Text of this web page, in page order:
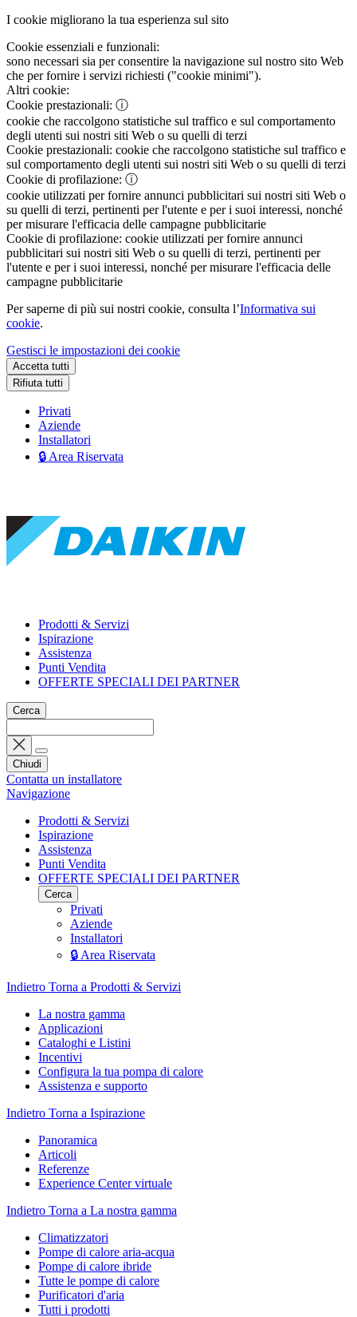
I cookie migliorano la tua esperienza sul sito
Cookie essenziali e funzionali:
sono necessari sia per consentire la navigazione sul nostro sito Web
che per fornire i servizi richiesti ("cookie minimi").
Altri cookie:
Cookie prestazionali: ⓘ
cookie che raccolgono statistiche sul traffico e sul comportamento
degli utenti sui nostri siti Web o su quelli di terzi
Cookie prestazionali: cookie che raccolgono statistiche sul traffico e
sul comportamento degli utenti sui nostri siti Web o su quelli di terzi
Cookie di profilazione: ⓘ
cookie utilizzati per fornire annunci pubblicitari sui nostri siti Web o
su quelli di terzi, pertinenti per l'utente e per i suoi interessi, nonché
per misurare l'efficacia delle campagne pubblicitarie
Cookie di profilazione: cookie utilizzati per fornire annunci
pubblicitari sui nostri siti Web o su quelli di terzi, pertinenti per
l'utente e per i suoi interessi, nonché per misurare l'efficacia delle
campagne pubblicitarie
Per saperne di più sui nostri cookie, consulta l’Informativa sui
cookie.
Gestisci le impostazioni dei cookie
Accetta tutti
Rifiuta tutti
Privati
Aziende
Installatori
🔒 Area Riservata
Prodotti & Servizi
Ispirazione
Assistenza
Punti Vendita
OFFERTE SPECIALI DEI PARTNER
Cerca
Chiudi
Contatta un installatore
Navigazione
Prodotti & Servizi
Ispirazione
Assistenza
Punti Vendita
OFFERTE SPECIALI DEI PARTNER
Cerca
Privati
Aziende
Installatori
🔒 Area Riservata
Indietro Torna a Prodotti & Servizi
La nostra gamma
Applicazioni
Cataloghi e Listini
Incentivi
Configura la tua pompa di calore
Assistenza e supporto
Indietro Torna a Ispirazione
Panoramica
Articoli
Referenze
Experience Center virtuale
Indietro Torna a La nostra gamma
Climatizzatori
Pompe di calore aria-acqua
Pompe di calore ibride
Tutte le pompe di calore
Purificatori d'aria
Tutti i prodotti